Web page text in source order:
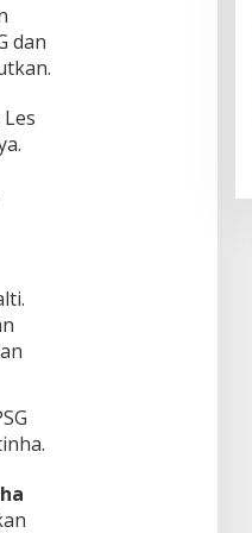
dan
Istana Dibuka,
Kuota